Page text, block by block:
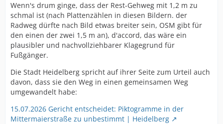
Wenn's drum ginge, dass der Rest-Gehweg mit 1,2 m zu
schmal ist (nach Plattenzählen in diesen Bildern. der
Radweg dürfte nach Bild etwas breiter sein, OSM gibt für
den einen der zwei 1,5 m an), d'accord, das wäre ein
plausibler und nachvollziehbarer Klagegrund für
Fußgänger.
Die Stadt Heidelberg spricht auf ihrer Seite zum Urteil auch
davon, dass sie den Weg in einen gemeinsamen Weg
umgewandelt habe:
15.07.2026 Gericht entscheidet: Piktogramme in der
Mittermaierstraße zu unbestimmt | Heidelberg